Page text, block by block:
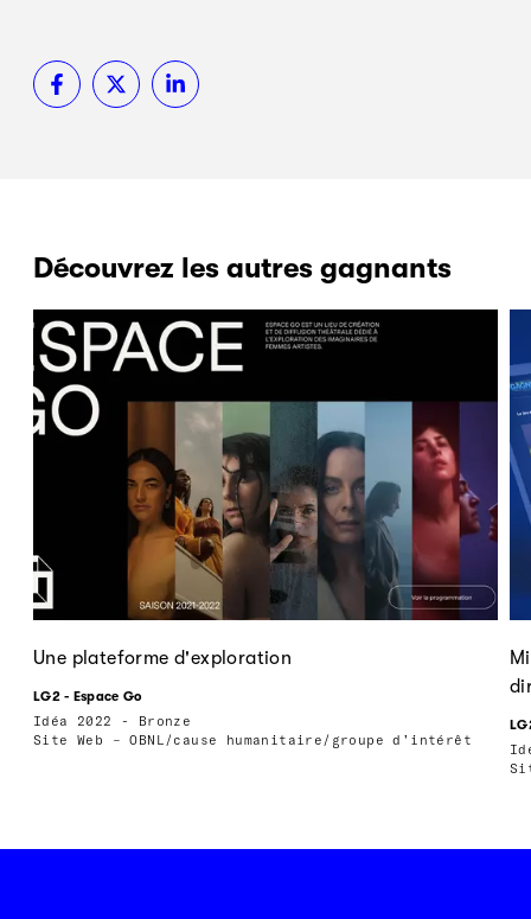
Découvrez les autres gagnants
Une plateforme d'exploration
LG2 - Espace Go
Idéa 2022 - Bronze
Site Web – OBNL/cause humanitaire/groupe d’intérêt